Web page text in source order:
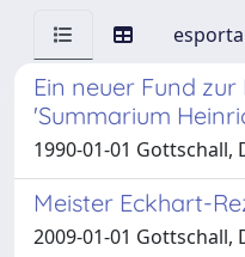
Ein neuer Fund
'Summarium
1990-01-01 Gottschall,
Meister Eckhart-
2009-01-01 Gottschall,